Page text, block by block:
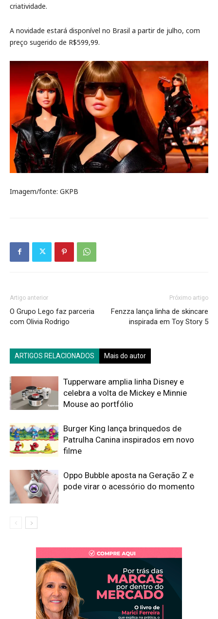
criatividade.
A novidade estará disponível no Brasil a partir de julho, com
preço sugerido de R$599,99.
Imagem/fonte: GKPB
Artigo anterior
O Grupo Lego faz parceria
com Olivia Rodrigo
Próximo artigo
Fenzza lança linha de skincare
inspirada em Toy Story 5
ARTIGOS RELACIONADOS Mais do autor
Tupperware amplia linha Disney e
celebra a volta de Mickey e Minnie
Mouse ao portfólio
Burger King lança brinquedos de
Patrulha Canina inspirados em novo
filme
Oppo Bubble aposta na Geração Z e
pode virar o acessório do momento